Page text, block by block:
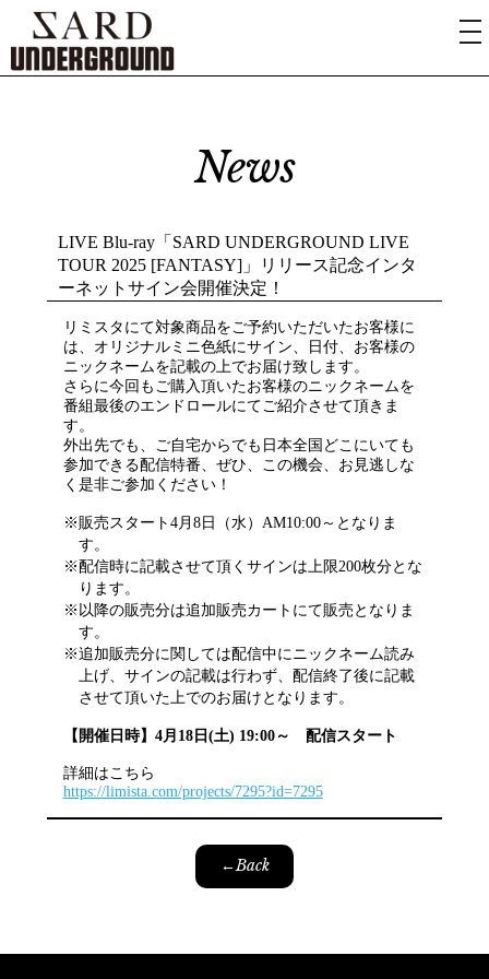
News
LIVE Blu-ray「SARD UNDERGROUND LIVE
TOUR 2025 [FANTASY]」リリース記念インタ
ーネットサイン会開催決定！
リミスタにて対象商品をご予約いただいたお客様に
は、オリジナルミニ色紙にサイン、日付、お客様の
ニックネームを記載の上でお届け致します。
さらに今回もご購入頂いたお客様のニックネームを
番組最後のエンドロールにてご紹介させて頂きま
す。
外出先でも、ご自宅からでも日本全国どこにいても
参加できる配信特番、ぜひ、この機会、お見逃しな
く是非ご参加ください！
販売スタート4月8日（水）AM10:00～となりま
す。
配信時に記載させて頂くサインは上限200枚分とな
ります。
以降の販売分は追加販売カートにて販売となりま
す。
追加販売分に関しては配信中にニックネーム読み
上げ、サインの記載は行わず、配信終了後に記載
させて頂いた上でのお届けとなります。
【開催日時】4月18日(土) 19:00～ 配信スタート
詳細はこちら
https://limista.com/projects/7295?id=7295
←Back